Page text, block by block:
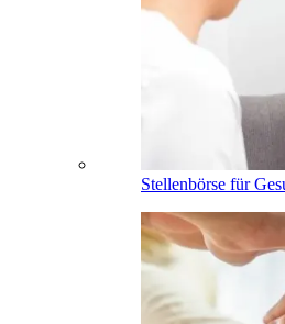
Stellenbörse für